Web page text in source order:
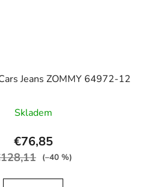
Jeans ZOMMY 64972-12
Skladem
€76,85
(–40 %)